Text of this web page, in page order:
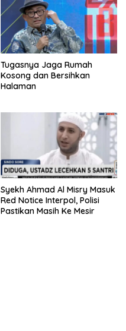
Tugasnya Jaga Rumah
Kosong dan Bersihkan
Halaman
Syekh Ahmad Al Misry Masuk
Red Notice Interpol, Polisi
Pastikan Masih Ke Mesir